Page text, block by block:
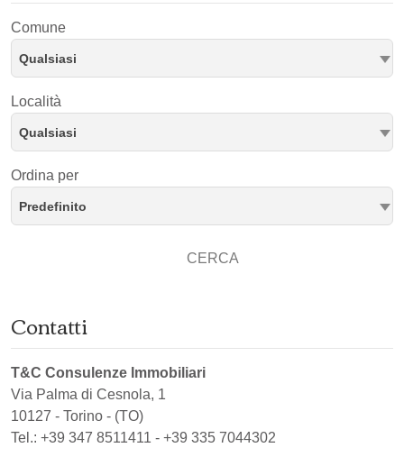
Comune
Qualsiasi
Località
Qualsiasi
Ordina per
Predefinito
CERCA
Contatti
T&C Consulenze Immobiliari
Via Palma di Cesnola, 1
10127 - Torino - (TO)
Tel.: +39 347 8511411 - +39 335 7044302